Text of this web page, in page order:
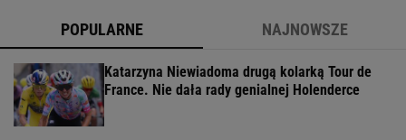
POPULARNE NAJNOWSZE
Katarzyna Niewiadoma drugą kolarką Tour de
France. Nie dała rady genialnej Holenderce